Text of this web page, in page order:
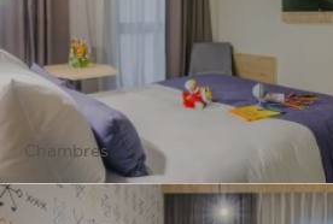
Chambres